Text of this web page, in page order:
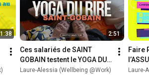
1:38 2:51
Ces salariés de SAINT
GOBAIN testent le YOGA DU
RIRE pour la première fois!
Laure-Alessia (Wellbeing @Work)
Faire
Laure-